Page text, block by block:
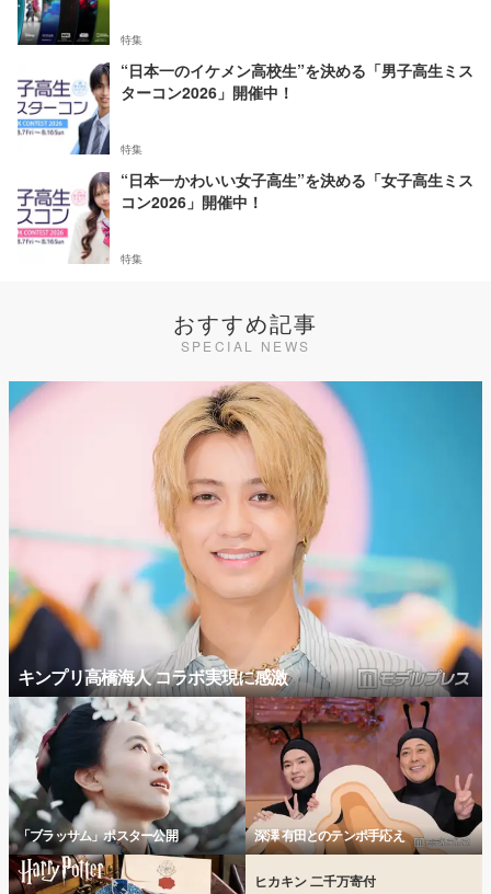
特集
“日本一のイケメン高校生”を決める「男子高生ミス
ターコン2026」開催中！
特集
“日本一かわいい女子高生”を決める「女子高生ミス
コン2026」開催中！
特集
おすすめ記事
SPECIAL NEWS
キンプリ高橋海人 コラボ実現に感激
「ブラッサム」ポスター公開 深澤 有田とのテンポ手応え
ヒカキン 二千万寄付